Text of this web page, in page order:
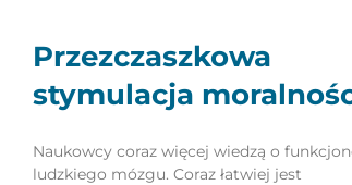
Przezczaszkowa
stymulacja
Naukowcy coraz więcej wiedzą o
ludzkiego mózgu. Coraz łatwiej jest